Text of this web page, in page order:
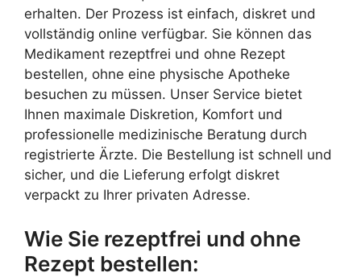
erhalten. Der Prozess ist einfach, diskret und
vollständig online verfügbar. Sie können das
Medikament rezeptfrei und ohne Rezept
bestellen, ohne eine physische Apotheke
besuchen zu müssen. Unser Service bietet
Ihnen maximale Diskretion, Komfort und
professionelle medizinische Beratung durch
registrierte Ärzte. Die Bestellung ist schnell und
sicher, und die Lieferung erfolgt diskret
verpackt zu Ihrer privaten Adresse.
Wie Sie rezeptfrei und ohne
Rezept bestellen: